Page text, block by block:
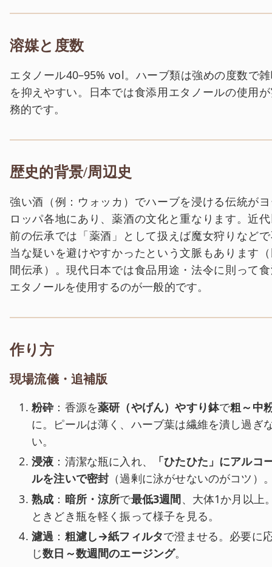
溶媒と度数
エタノール40–95% vol。ハーブ類は強めの度数で
を抑えやすい。日本では食添用エタノールの使用
務的です。
歴史的背景/周辺史
強い酒（例：ウォッカ）でハーブを浸ける伝統が
ロッパ各地にあり、薬酒の文化と重なります。近
前の伝承では「薬酒」として扱えば魔女狩りなど
当な疑いを避けやすかったという文脈もあります
間伝承）。現代日本では食品用途・法令に則って
エタノールを使用するのが一般的です。
作り方
現場流儀・追補版
粉砕 ：香源を薬研（やげん）やすり鉢で粗～中
に。ピールは薄く、ハーブ葉は繊維を潰し過ぎ
い。
浸液 ：清潔な瓶に入れ、
「ひたひた」にアルコ
ルを注いで密封 （過剰に泳がせないのがコツ）
熟成 ： 暗所・涼所で最低3週間、大体1か月以上
ときどき瓶を軽く振って様子を見る。
濾過 ： 粗濾し→紙フィルタで澄ませる。必要に
じ数日～数週間のエージング。